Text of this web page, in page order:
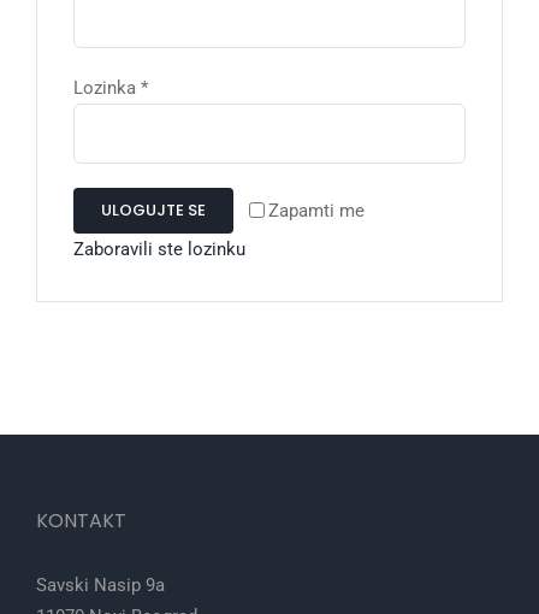
Lozinka *Obavezno
Zapamti me
ULOGUJTE SE
Zaboravili ste lozinku
KONTAKT
Savski Nasip 9a